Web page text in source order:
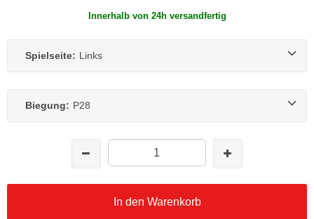
Innerhalb von 24h versandfertig
Spielseite: Links
Biegung: P28
In den Warenkorb